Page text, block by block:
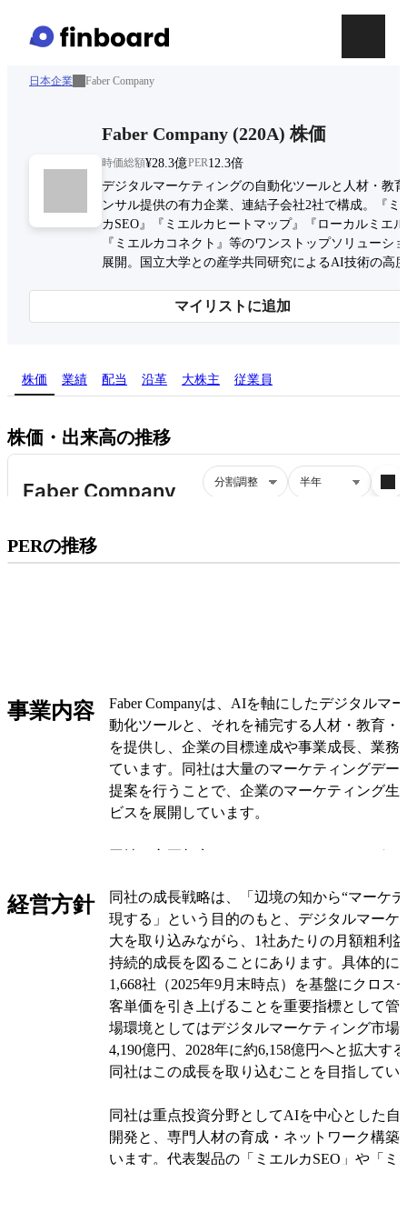
日本企業 Faber Company
Faber Company (220A) 株価
時価総額¥28.3億PER12.3倍
デジタルマーケティングの自動化ツールと人材・教
ンサル提供の有力企業、連結子会社2社で構成。『ミ
カSEO』『ミエルカヒートマップ』『ローカルミエ
『ミエルカコネクト』等のワンストップソリューシ
展開。国立大学との産学共同研究によるAI技術の高
マイリストに追加
株価 業績 配当 沿革 大株主 従業員
株価・出来高の推移
PERの推移プレミアム会員にご登録いただくと、
PERの推移にアクセスできます。
事業内容
Faber Companyは、AIを軸にしたデジタルマ
動化ツールと、それを補完する人材・教育・
を提供し、企業の目標達成や事業成長、業務
ています。同社は大量のマーケティングデー
提案を行うことで、企業のマーケティング生
ビスを展開しています。
化ツールの利用料やコンサルティング、業務
供など複数の事業モデルから得ており、報告
業」という単一のセグメントでまとめていま
同社の主な製品ラインには、Web流入最大化
ルカSEO」、訪問者行動を可視化してコンバ
る「ミエルカヒートマップ」、店舗情報の一
を支援する「ローカルミエルカ」、即戦力の
ーを企業に紹介する「ミエルカコネクト」、
を組み合わせて、企業ごとの課題に応じたワ
を行っています。
経営方針
同社の成長戦略は、「辺境の知から“マーケ
現する」という目的のもと、デジタルマーケ
大を取り込みながら、1社あたりの月額粗利
持続的成長を図ることにあります。具体的に
1,668社（2025年9月末時点）を基盤にクロス
客単価を引き上げることを重要指標として管
場環境としてはデジタルマーケティング市場
4,190億円、2028年に約6,158億円へと拡大す
同社はこの成長を取り込むことを目指してい
同社は重点投資分野としてAIを中心とした自
開発と、専門人材の育成・ネットワーク構築
います。代表製品の「ミエルカSEO」や「ミ